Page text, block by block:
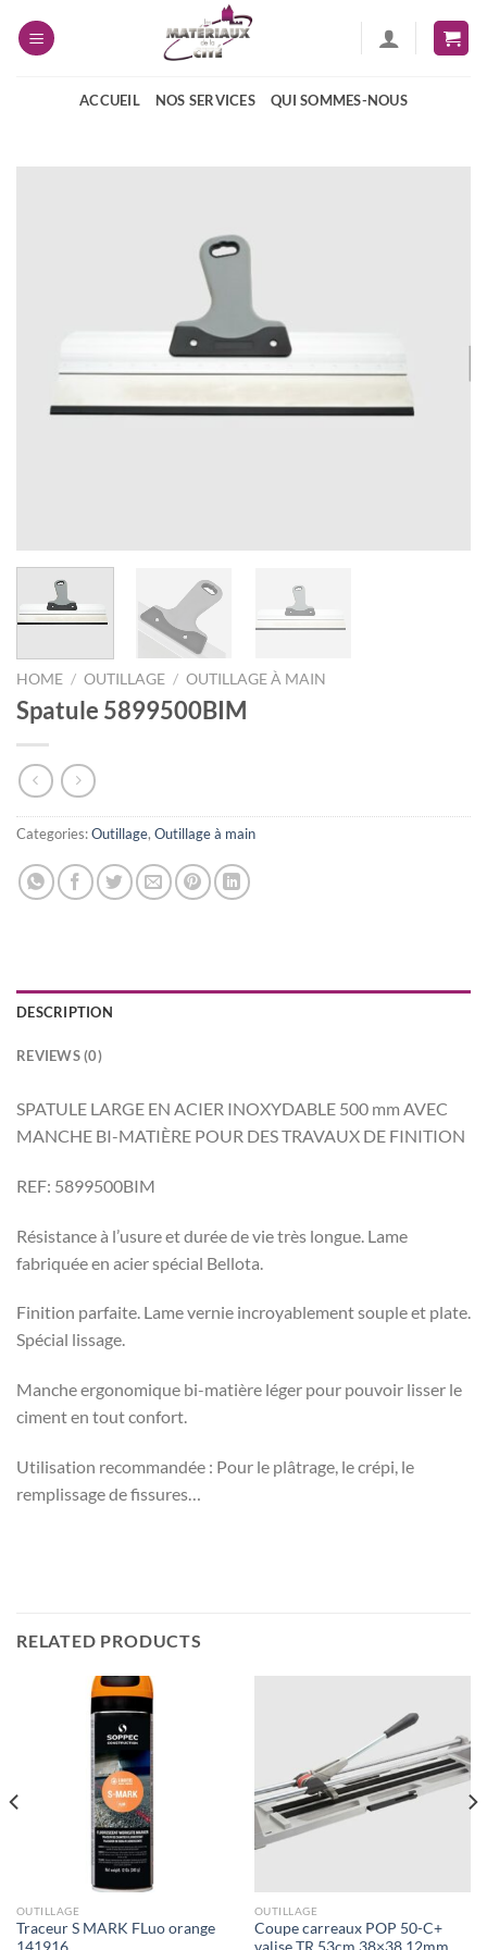
ACCUEIL NOS SERVICES QUI SOMMES-NOUS
HOME / OUTILLAGE / OUTILLAGE À MAIN
Spatule 5899500BIM
Categories:Outillage, Outillage à main
DESCRIPTION
REVIEWS (0)
SPATULE LARGE EN ACIER INOXYDABLE 500 mm AVEC
MANCHE BI-MATIÈRE POUR DES TRAVAUX DE FINITION
REF: 5899500BIM
Résistance à l’usure et durée de vie très longue. Lame
fabriquée en acier spécial Bellota.
Finition parfaite. Lame vernie incroyablement souple et plate.
Spécial lissage.
Manche ergonomique bi-matière léger pour pouvoir lisser le
ciment en tout confort.
Utilisation recommandée : Pour le plâtrage, le crépi, le
remplissage de fissures…
RELATED PRODUCTS
OUTILLAGE
Traceur S MARK FLuo orange
OUTILLAGE
Coupe carreaux POP 50-C+